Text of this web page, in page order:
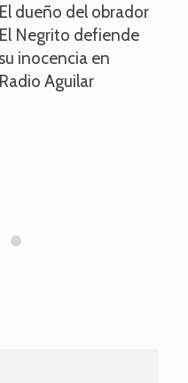
El dueño del obrador
El Negrito defiende
su inocencia en
Radio Aguilar
2